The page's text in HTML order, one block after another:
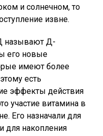
и солнечном, то
извне.
называют Д-
его новые
имеют более
есть
эффекты действия
участие витамина в
Его назначали для
для накопления